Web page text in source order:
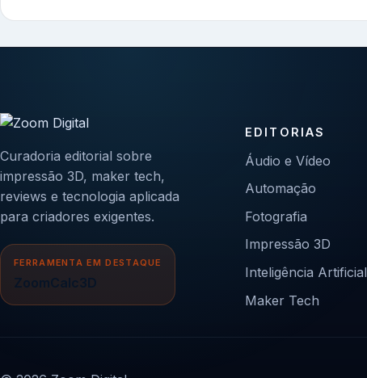
Curadoria editorial sobre
impressão 3D, maker tech,
reviews e tecnologia aplicada
para criadores exigentes.
FERRAMENTA EM DESTAQUE
ZoomCalc3D
EDITORIAS
Áudio e Vídeo
Automação
Fotografia
Impressão 3D
Inteligência Artificial
Maker Tech